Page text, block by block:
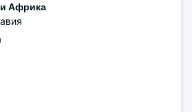
Африка